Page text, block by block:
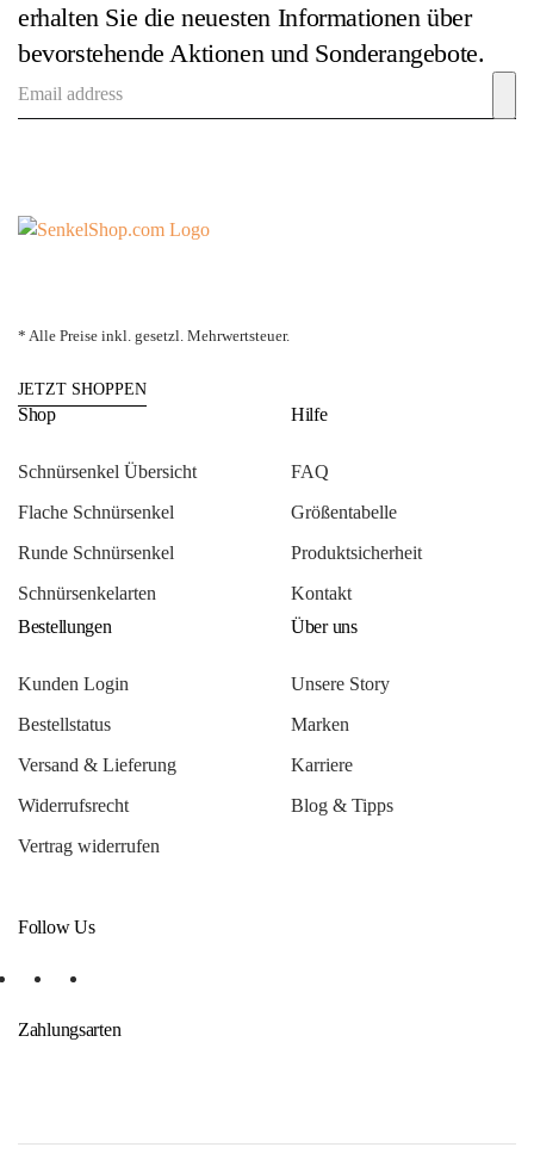
erhalten Sie die neuesten Informationen über
bevorstehende Aktionen und Sonderangebote.
* Alle Preise inkl. gesetzl. Mehrwertsteuer.
JETZT SHOPPEN
Shop
Schnürsenkel Übersicht
Flache Schnürsenkel
Runde Schnürsenkel
Schnürsenkelarten
Hilfe
FAQ
Größentabelle
Produktsicherheit
Kontakt
Bestellungen
Kunden Login
Bestellstatus
Versand & Lieferung
Widerrufsrecht
Vertrag widerrufen
Über uns
Unsere Story
Marken
Karriere
Blog & Tipps
Follow Us
Zahlungsarten